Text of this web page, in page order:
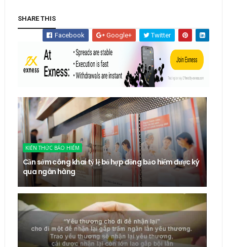
SHARE THIS
Facebook Google+ Twitter
KIẾN THỨC BẢO HIỂM
Cần sớm công khai tỷ lệ bỏ hợp đồng bảo hiểm được ký
qua ngân hàng